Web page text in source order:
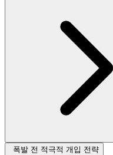
폭발 전 적극적 개입 전략